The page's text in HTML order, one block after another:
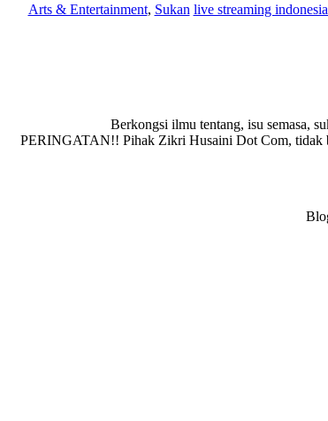
Arts & Entertainment, Sukan live streaming
Berkongsi ilmu tentang, isu semasa,
PERINGATAN!! Pihak Zikri Husaini Dot Com, tidak